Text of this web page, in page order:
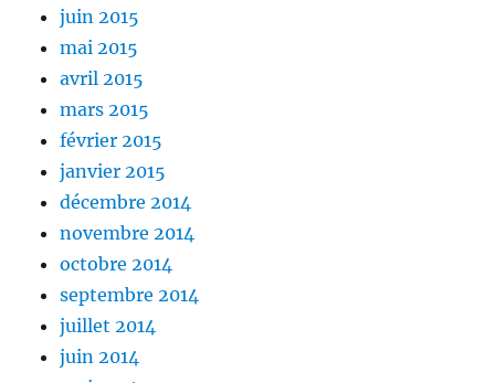
juin 2015
mai 2015
avril 2015
mars 2015
février 2015
janvier 2015
décembre 2014
novembre 2014
octobre 2014
septembre 2014
juillet 2014
juin 2014